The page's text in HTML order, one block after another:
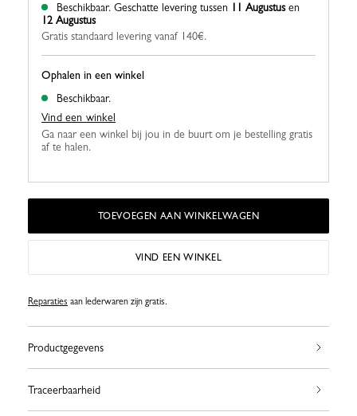
Ophalen in een winkel
Beschikbaar.
Vind een winkel
Ga naar een winkel bij jou in de buurt om je bestelling gratis
af te halen.
Beschikbaar. Geschatte levering tussen 11 Augustusen
12 Augustus
Gratis standaard levering vanaf 140€.
TOEVOEGEN AAN WINKELWAGEN
VIND EEN WINKEL
Reparaties aan lederwaren zijn gratis.
Productgegevens
Traceerbaarheid